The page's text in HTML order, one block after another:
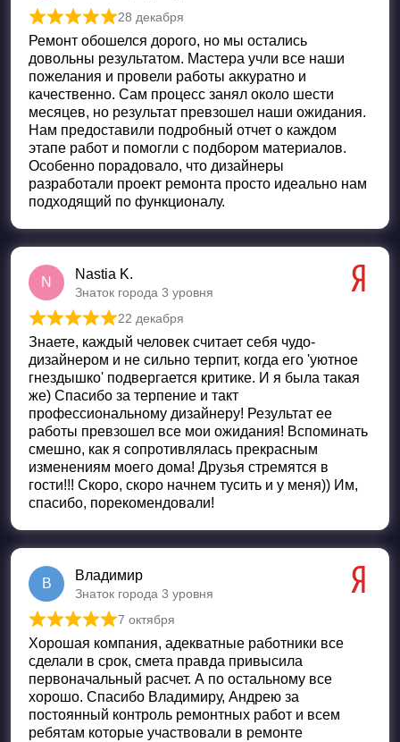
Оценка из 5
28 декабря
Ремонт обошелся дорого, но мы остались
довольны результатом. Мастера учли все наши
пожелания и провели работы аккуратно и
качественно. Сам процесс занял около шести
месяцев, но результат превзошел наши ожидания.
Нам предоставили подробный отчет о каждом
этапе работ и помогли с подбором материалов.
Особенно порадовало, что дизайнеры
разработали проект ремонта просто идеально нам
подходящий по функционалу.
N
Nastia K.
Знаток города 3 уровня
Оценка из 5
22 декабря
Знаете, каждый человек считает себя чудо-
дизайнером и не сильно терпит, когда его 'уютное
гнездышко' подвергается критике. И я была такая
же) Спасибо за терпение и такт
профессиональному дизайнеру! Результат ее
работы превзошел все мои ожидания! Вспоминать
смешно, как я сопротивлялась прекрасным
изменениям моего дома! Друзья стремятся в
гости!!! Скоро, скоро начнем тусить и у меня)) Им,
спасибо, порекомендовали!
В
Владимир
Знаток города 3 уровня
Оценка из 5
7 октября
Хорошая компания, адекватные работники все
сделали в срок, смета правда привысила
первоначальный расчет. А по остальному все
хорошо. Спасибо Владимиру, Андрею за
постоянный контроль ремонтных работ и всем
ребятам которые участвовали в ремонте